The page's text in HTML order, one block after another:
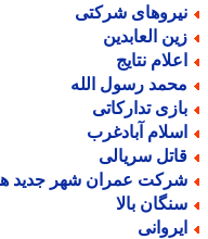
شرکتی
العابدین
نتایج
رسول الله
تدارکاتی
آبادغرب
سریالی
عمران شهر جدید
بالا